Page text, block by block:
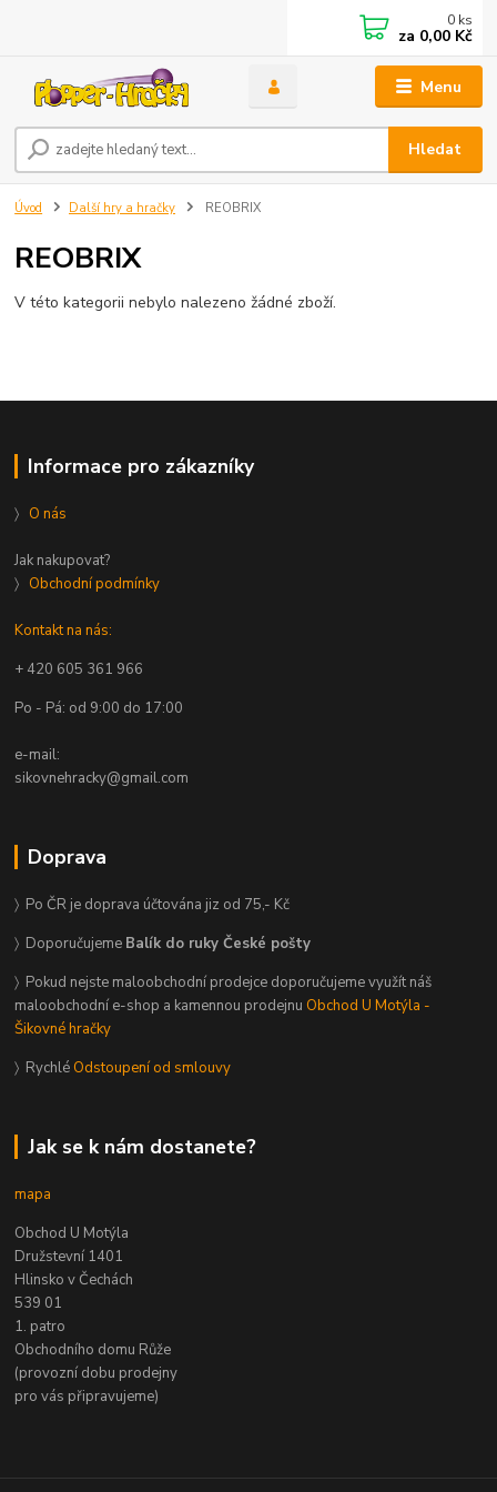
Menu
Hledat
0 ks
za 0,00 Kč
Úvod Další hry a hračky REOBRIX
REOBRIX
V této kategorii nebylo nalezeno žádné zboží.
Informace pro zákazníky
〉 O nás
Jak nakupovat?
〉 Obchodní podmínky
Kontakt na nás:
+ 420 605 361 966
Po - Pá: od 9:00 do 17:00
e-mail:
sikovnehracky@gmail.com
Doprava
〉 Po ČR je doprava účtována jiz od 75,- Kč
〉 Doporučujeme Balík do ruky České pošty
〉 Pokud nejste maloobchodní prodejce doporučujeme využít náš
maloobchodní e-shop a kamennou prodejnu Obchod U Motýla -
Šikovné hračky
〉 Rychlé Odstoupení od smlouvy
Jak se k nám dostanete?
mapa
Obchod U Motýla
Družstevní 1401
Hlinsko v Čechách
539 01
1. patro
Obchodního domu Růže
(provozní dobu prodejny
pro vás připravujeme)